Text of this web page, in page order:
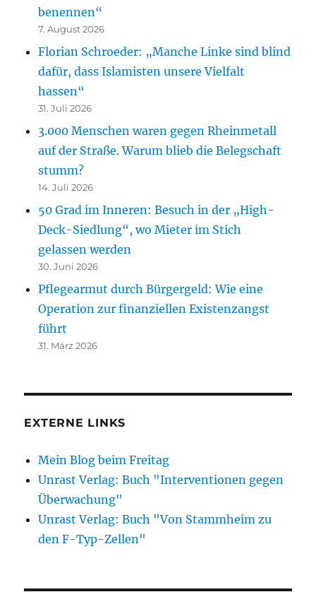
benennen“
7. August 2026
Florian Schroeder: „Manche Linke sind blind
dafür, dass Islamisten unsere Vielfalt
hassen“
31. Juli 2026
3.000 Menschen waren gegen Rheinmetall
auf der Straße. Warum blieb die Belegschaft
stumm?
14. Juli 2026
50 Grad im Inneren: Besuch in der „High-
Deck-Siedlung“, wo Mieter im Stich
gelassen werden
30. Juni 2026
Pflegearmut durch Bürgergeld: Wie eine
Operation zur finanziellen Existenzangst
führt
31. März 2026
EXTERNE LINKS
Mein Blog beim Freitag
Unrast Verlag: Buch "Interventionen gegen
Überwachung"
Unrast Verlag: Buch "Von Stammheim zu
den F-Typ-Zellen"